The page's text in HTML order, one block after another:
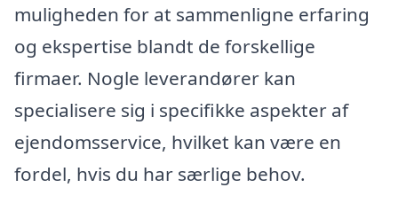
muligheden for at sammenligne erfaring
og ekspertise blandt de forskellige
firmaer. Nogle leverandører kan
specialisere sig i specifikke aspekter af
ejendomsservice, hvilket kan være en
fordel, hvis du har særlige behov.